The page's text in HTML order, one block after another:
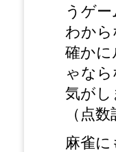
うゲ
わか
確かに
ゃな
気がし
（点
麻雀